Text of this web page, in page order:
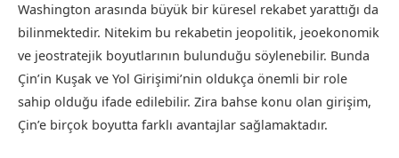
Washington arasında büyük bir küresel rekabet yarattığı da
bilinmektedir. Nitekim bu rekabetin jeopolitik, jeoekonomik
ve jeostratejik boyutlarının bulunduğu söylenebilir. Bunda
Çin’in Kuşak ve Yol Girişimi’nin oldukça önemli bir role
sahip olduğu ifade edilebilir. Zira bahse konu olan girişim,
Çin’e birçok boyutta farklı avantajlar sağlamaktadır.